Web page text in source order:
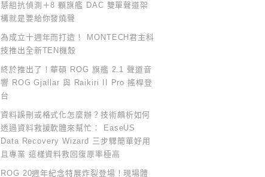
慧組抗偵測＋8 顆旗艦 DAC 雙單聲道架
構就是要給你發燒聲
為成立十週年而打造！ MONTECH君主科
技推出全新TEN機殼
終於推出了！華碩 ROG 旗艦 2.1 聲道音
響 ROG Gjallar 與 Raikiri II Pro 搖桿登
台
資料誤刪或格式化怎麼辦？技術頗析如何
透過資料救援軟體來幫忙： EaseUS
Data Recovery Wizard 三步驟簡單好用
且專業 這樣資料救回復原率極高
ROG 20週年紀念特展炸裂登場！現場體